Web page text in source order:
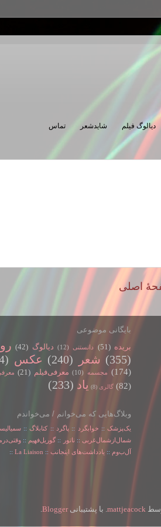
دیالوگ فیلم شایدشعر تماس
اصلی
بایگانی موضوعی
بریده (51) دانستنی (12) دیالوگ (42)
(355) شعر (240) عکس
(174) مجسمه (10) معرفی‌فیلم (21)
(82) گالری (8) یاد (233)
وبلاگ‌هایی که می‌خوانم / می‌خواندم
یک‌پزشک:: خوابگرد :: پاگرد :: کتابلاگ::
شمال‌از‌شمال‌غربی :: ناتور ::گوریل‌فهیم ::
آل‌ب‌و‌م :: یادداشت‌های اینجانب ::
La Liaison
::
mattjeacock. با پشتیبانیBlogger
.